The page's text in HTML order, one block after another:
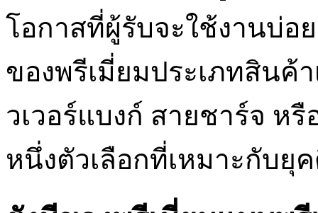
โอกาสที่ผู้รับจะใช้งานบ่อ
ของพรีเมี่ยมประเภทสินค้
วเวอร์แบงก์ สายชาร์จ ห
หนึ่งตัวเลือกที่เหมาะกับยุ